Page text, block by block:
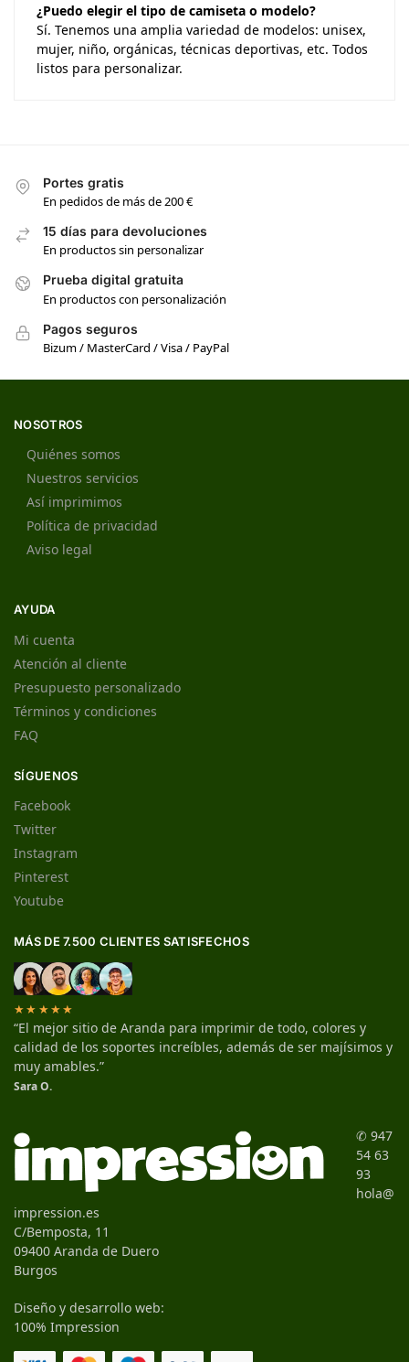
¿Puedo elegir el tipo de camiseta o modelo?
Sí. Tenemos una amplia variedad de modelos: unisex,
mujer, niño, orgánicas, técnicas deportivas, etc. Todos
listos para personalizar.
Portes gratis
En pedidos de más de 200 €
15 días para devoluciones
En productos sin personalizar
Prueba digital gratuita
En productos con personalización
Pagos seguros
Bizum / MasterCard / Visa / PayPal
NOSOTROS
Quiénes somos
Nuestros servicios
Así imprimimos
Política de privacidad
Aviso legal
AYUDA
Mi cuenta
Atención al cliente
Presupuesto personalizado
Términos y condiciones
FAQ
SÍGUENOS
Facebook
Twitter
Instagram
Pinterest
Youtube
MÁS DE 7.500 CLIENTES SATISFECHOS
★★★★★
“El mejor sitio de Aranda para imprimir de todo, colores y
calidad de los soportes increíbles, además de ser majísimos y
muy amables.”
Sara O.
✆ 947
54 63
93
hola@
impression.es
C/Bemposta, 11
09400 Aranda de Duero
Burgos
Diseño y desarrollo web:
100% Impression